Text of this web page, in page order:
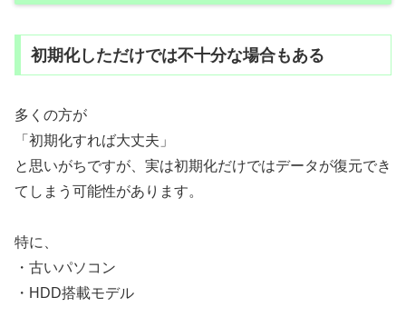
初期化しただけでは不十分な場合もある
多くの方が
「初期化すれば大丈夫」
と思いがちですが、実は初期化だけではデータが復元でき
てしまう可能性があります。
特に、
・古いパソコン
・HDD搭載モデル